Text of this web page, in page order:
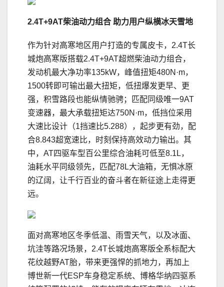
2.4T+9AT柴油动力组合 助力用户纵横冰天雪地
作为针对高寒地区用户打造的专属皮卡，2.4T长
城炮高寒版搭载2.4T+9AT超燃柴油动力组合，
发动机最大净功率135kW，峰值扭矩480N·m，
1500转即可输出最大扭矩，低扭爆发更早、更
强，积雪路段也能纵情驰骋；匹配同级唯一9AT
变速器，最大承载扭矩达750N·m，低挡位采用
大速比设计（1挡速比5.288），起步更有劲，配
合8.843超宽速比，时刻保持高效动力输出。其
中，AT四驱车型百公里综合油耗可低至8.1L，
油耗水平同级领先，匹配78L大油箱，无惧冰原
的辽阔，让千行百业的奋斗者在新征途上走得更
远。
面对高寒地区冬季低温、雨雪天气，以及冰面、
坑洼等路况场景，2.4T长城炮高寒版全系标配大
花纹越野AT胎，带来更强悍的抓地力，再加上
博世新一代ESP车身稳定系统、博格华纳四驱系